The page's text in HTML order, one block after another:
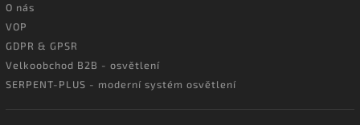
O nás
VOP
GDPR & GPSR
Velkoobchod B2B - osvětlení
SERPENT-PLUS - moderní systém osvětlení